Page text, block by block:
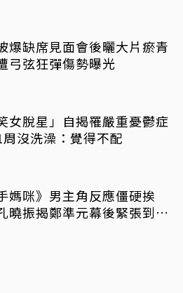
爆缺席見面會後曬大片瘀青
弓弦狂彈傷勢曝光
女脫星」自揭罹嚴重憂鬱症
沒洗澡：覺得不配
媽咪》男主角反應僵硬挨
曉振揭鄭準元幕後緊張到